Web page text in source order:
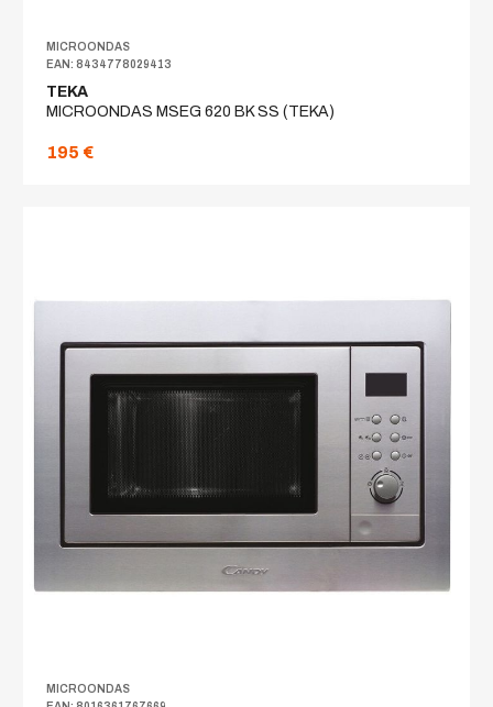
MICROONDAS
EAN: 8434778029413
TEKA
MICROONDAS MSEG 620 BK SS (TEKA)
195 €
MICROONDAS